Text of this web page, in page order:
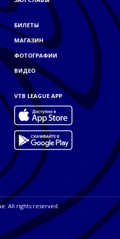
БИЛЕТЫ
МАГАЗИН
ФОТОГРАФИИ
ВИДЕО
VTB LEAGUE APP
All rights reserved.